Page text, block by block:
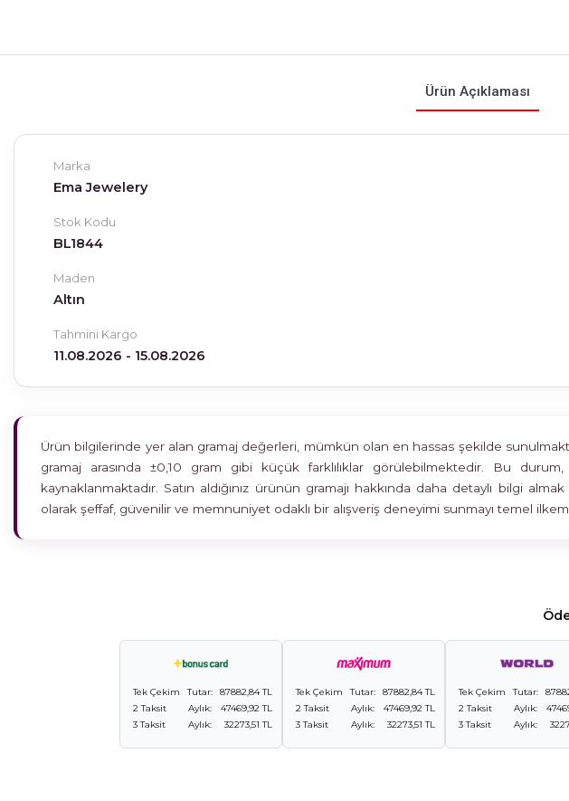
Ürün Açıklaması
Marka
Ema Jewelery
Stok Kodu
BL1844
Maden
Altın
Tahmini Kargo
11.08.2026 - 15.08.2026
Ürün bilgilerinde yer alan gramaj değerleri, mümkün olan en hassas şekilde
gramaj arasında ±0,10 gram gibi küçük farklılıklar görülebilmektedir. Bu
kaynaklanmaktadır. Satın aldığınız ürünün gramajı hakkında daha detaylı bilgi
olarak şeffaf, güvenilir ve memnuniyet odaklı bir alışveriş deneyimi sunmayı temel
Tek Çekim Tutar:
87882,84 TL
2 Taksit
Aylık:
47469,92 TL
3 Taksit
Aylık: 32273,51 TL
Tek Çekim Tutar:
87882,84 TL
2 Taksit
Aylık:
47469,92 TL
3 Taksit
Aylık: 32273,51 TL
Tek Çekim Tutar:
2 Taksit
Aylık:
3 Taksit
Aylık: